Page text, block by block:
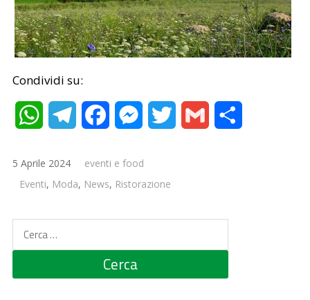
Condividi su:
WhatsAppTelegramFacebookMessenger
Twitter Gmail
5 Aprile 2024
eventi e food
Eventi, Moda, News, Ristorazione